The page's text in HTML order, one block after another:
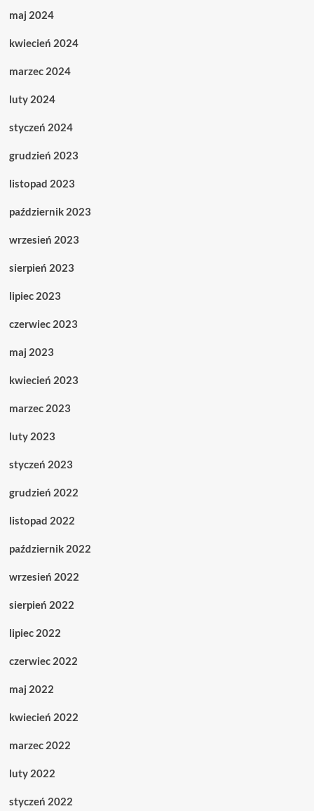
maj 2024
kwiecień 2024
marzec 2024
luty 2024
styczeń 2024
grudzień 2023
listopad 2023
październik 2023
wrzesień 2023
sierpień 2023
lipiec 2023
czerwiec 2023
maj 2023
kwiecień 2023
marzec 2023
luty 2023
styczeń 2023
grudzień 2022
listopad 2022
październik 2022
wrzesień 2022
sierpień 2022
lipiec 2022
czerwiec 2022
maj 2022
kwiecień 2022
marzec 2022
luty 2022
styczeń 2022